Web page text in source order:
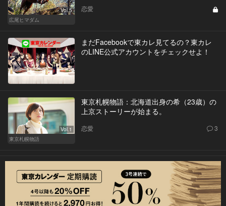
Vol.5
広尾ヒマダム
恋愛
まだFacebookで東カレ見てるの？東カレ
のLINE公式アカウントをチェックせよ！
Vol.1
東京札幌物語
東京札幌物語：北海道出身の希（23歳）の
上京ストーリーが始まる。
恋愛 3